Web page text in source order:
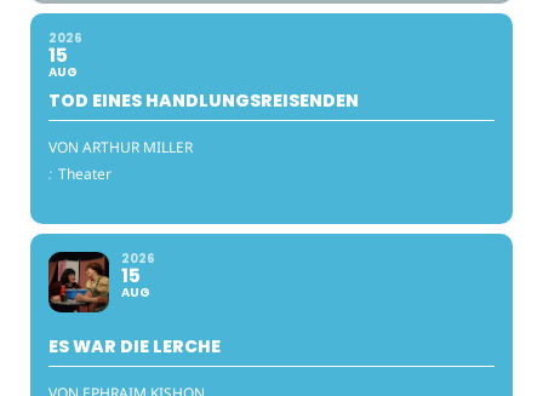
2026
15
AUG
TOD EINES HANDLUNGSREISENDEN
VON ARTHUR MILLER
: Theater
2026
15
AUG
ES WAR DIE LERCHE